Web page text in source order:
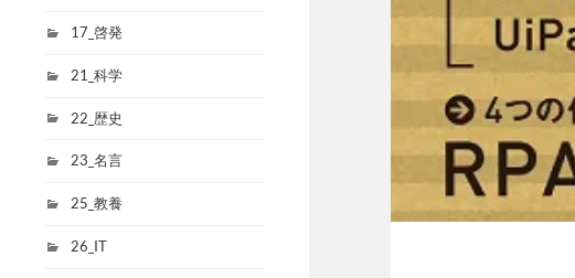
17_啓発
21_科学
22_歴史
23_名言
25_教養
26_IT